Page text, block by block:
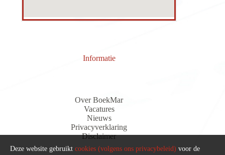
Informatie
Over BoekMar
Vacatures
Nieuws
Privacyverklaring
Disclaimer
Deze website gebruikt cookies (volgens ons privacybeleid) voor de